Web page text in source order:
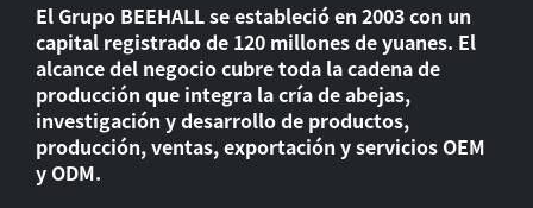
El Grupo BEEHALL se estableció en 2003 con un
capital registrado de 120 millones de yuanes. El
alcance del negocio cubre toda la cadena de
producción que integra la cría de abejas,
investigación y desarrollo de productos,
producción, ventas, exportación y servicios OEM
y ODM.